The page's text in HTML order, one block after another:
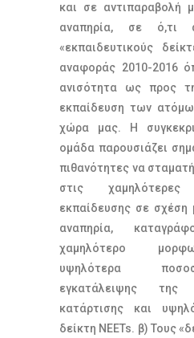
και σε αντιπαραβολή
αναπηρία, σε
«εκπαιδευτικούς
αναφοράς 2010-2016
ανισότητα ως προς
εκπαίδευση των
χώρα μας. Η
ομάδα παρουσιάζει
πιθανότητες να
στις
εκπαίδευσης σε
αναπηρία,
χαμηλότερο
υψηλότερα
εγκατάλειψης
κατάρτισης και
δείκτη NEETs. β) Τους